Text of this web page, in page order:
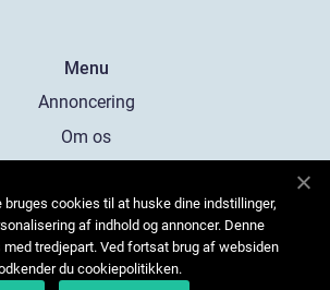
Menu
Annoncering
Om os
Kontakt os
Sitemap
bruges cookies til at huske dine indstillinger,
af indhold og annoncer. Denne
tredjepart. Ved fortsat brug af websiden
du cookiepolitikken.